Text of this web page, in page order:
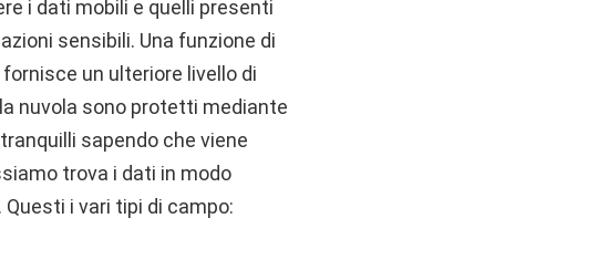
i dati mobili e quelli presenti
sensibili. Una funzione di
un ulteriore livello di
nuvola sono protetti mediante
sapendo che viene
trova i dati in modo
i vari tipi di campo: